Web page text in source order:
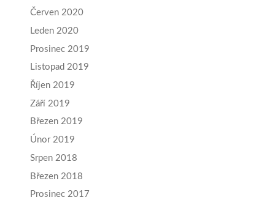
Červen 2020
Leden 2020
Prosinec 2019
Listopad 2019
Říjen 2019
Září 2019
Březen 2019
Únor 2019
Srpen 2018
Březen 2018
Prosinec 2017